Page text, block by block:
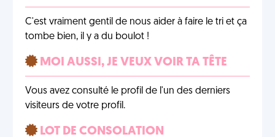
C'est vraiment gentil de nous aider à faire le tri et ça
tombe bien, il y a du boulot !
MOI AUSSI, JE VEUX VOIR TA TÊTE
Vous avez consulté le profil de l'un des derniers
visiteurs de votre profil.
LOT DE CONSOLATION